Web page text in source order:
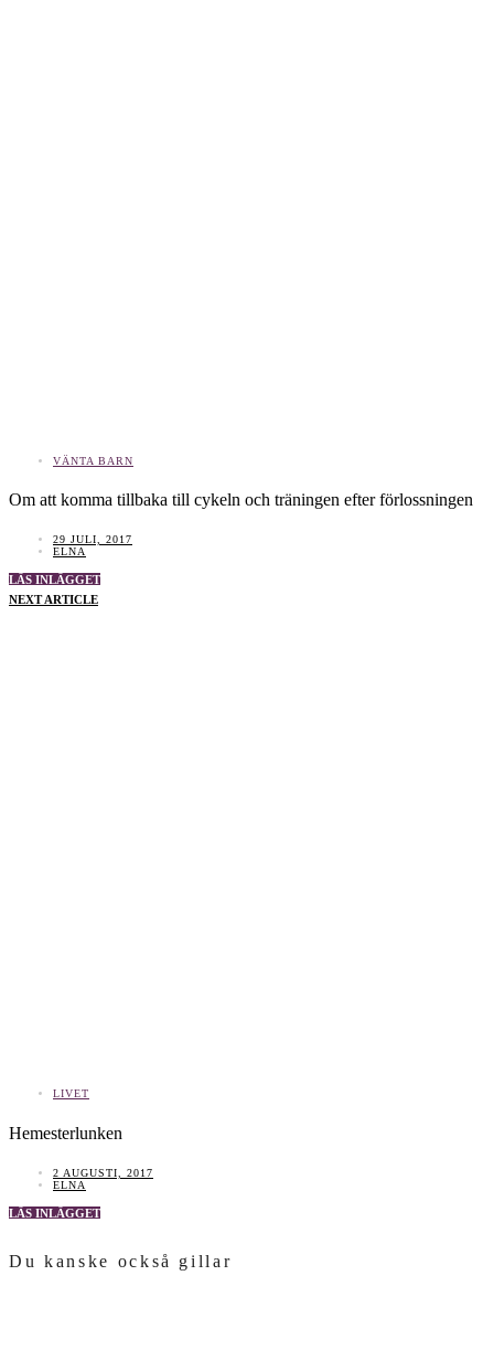
VÄNTA BARN
Om att komma tillbaka till cykeln och träningen efter förlossningen
29 JULI, 2017
ELNA
LÄS INLÄGGET
NEXT ARTICLE
LIVET
Hemesterlunken
2 AUGUSTI, 2017
ELNA
LÄS INLÄGGET
Du kanske också gillar